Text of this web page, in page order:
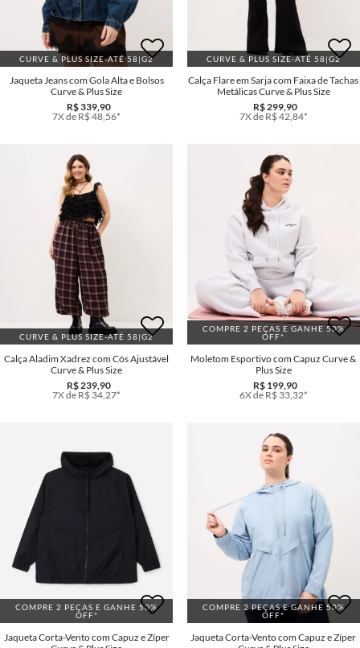
CURVE & PLUS SIZE-ATÉ 58|G2
Jaqueta Jeans com Gola Alta e Bolsos
Curve & Plus Size
R$ 339,90
7X de R$ 48,56*
CURVE & PLUS SIZE-ATÉ 58|G2
Calça Flare em Sarja com Faixa de Tachas
Metálicas Curve & Plus Size
R$ 299,90
7X de R$ 42,84*
CURVE & PLUS SIZE-ATÉ 58|G2
Calça Aladim Xadrez com Cós Ajustável
Curve & Plus Size
R$ 239,90
7X de R$ 34,27*
COMPRE 2 PEÇAS E GANHE 50%
OFF*
Moletom Esportivo com Capuz Curve &
Plus Size
R$ 199,90
6X de R$ 33,32*
COMPRE 2 PEÇAS E GANHE 50%
OFF*
Jaqueta Corta-Vento com Capuz e Zíper
COMPRE 2 PEÇAS E GANHE 50%
OFF*
Jaqueta Corta-Vento com Capuz e Zíper